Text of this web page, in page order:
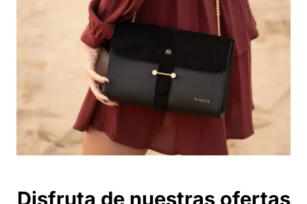
Disfruta de nuestras ofertas